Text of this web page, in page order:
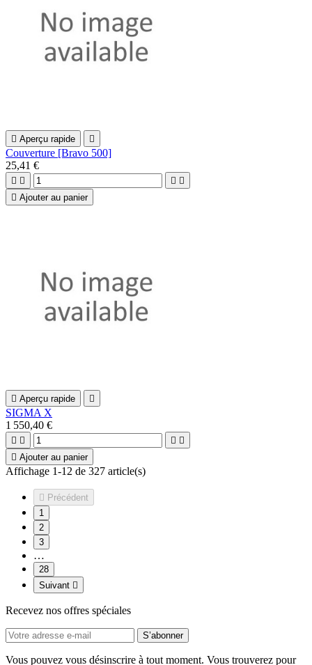
 Aperçu rapide 
Couverture [Bravo 500]
25,41 €
   
 Ajouter au panier
 Aperçu rapide 
SIGMA X
1 550,40 €
   
 Ajouter au panier
Affichage 1-12 de 327 article(s)
 Précédent
1
2
3
…
28
Suivant 
Recevez nos offres spéciales
Vous pouvez vous désinscrire à tout moment. Vous trouverez pour